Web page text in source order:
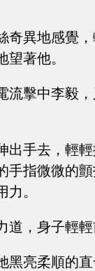
奇異地感覺
望著他。
流擊中李毅
出手去，輕
手指微微的
。
道，身子輕
黑亮柔順的